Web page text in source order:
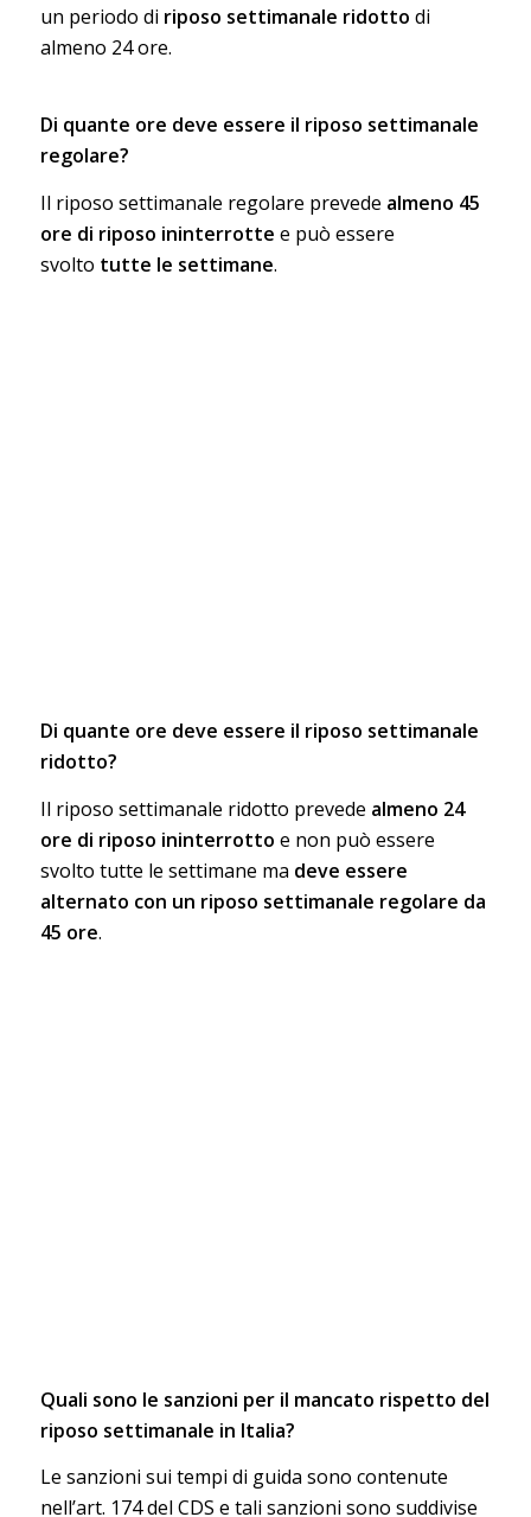
un periodo di riposo settimanale ridotto di
almeno 24 ore.
Di quante ore deve essere il riposo settimanale
regolare?
Il riposo settimanale regolare prevede almeno 45
ore di riposo ininterrotte e può essere
svolto tutte le settimane.
Di quante ore deve essere il riposo settimanale
ridotto?
Il riposo settimanale ridotto prevede almeno 24
ore di riposo ininterrotto e non può essere
svolto tutte le settimane ma deve essere
alternato con un riposo settimanale regolare da
45 ore.
Quali sono le sanzioni per il mancato rispetto del
riposo settimanale in Italia?
Le sanzioni sui tempi di guida sono contenute
nell’art. 174 del CDS e tali sanzioni sono suddivise